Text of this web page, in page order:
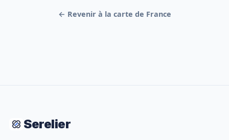
← Revenir à la carte de France
Serelier